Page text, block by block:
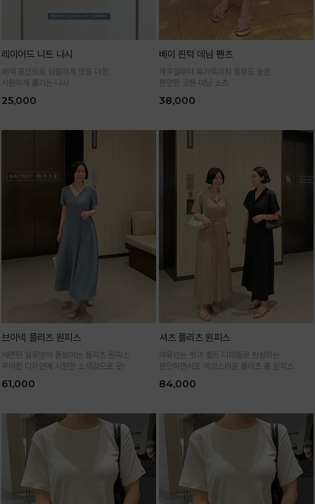
레이어드 니트 나시
배색 포인트로 심플하게 멋을 더한
시원하게 즐기는 나시
25,000
베이 핀턱 데님 팬츠
캐주얼부터 휴가룩까지 활용도 높은
편안한 코튼 데님 쇼츠
38,000
브이넥 플리츠 원피스
세련된 실루엣이 돋보이는 플리츠 원피스
우아한 디자인에 시원한 소재감으로 굿!
61,000
셔츠 플리츠 원피스
여유있는 핏과 벨트 디테일로 완성하는
편안하면서도 여성스러운 플리츠 롱 원피스
84,000